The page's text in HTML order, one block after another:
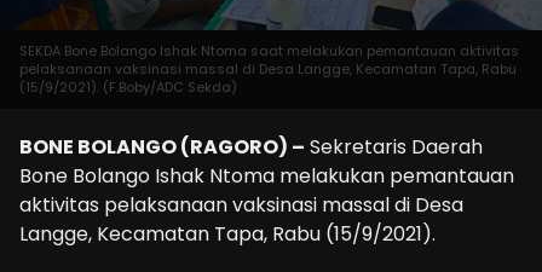
SEKDA Bone Bolango Ishak Ntoma saat melakukan pemantauan aktivitas
pelaksanaan vaksinasi massal di Desa Langge, Kecamatan Tapa, Rabu
(15/9/2021). (F.Boby/ADC Sekda)
BONE BOLANGO (RAGORO) – Sekretaris Daerah
Bone Bolango Ishak Ntoma melakukan pemantauan
aktivitas pelaksanaan vaksinasi massal di Desa
Langge, Kecamatan Tapa, Rabu (15/9/2021).